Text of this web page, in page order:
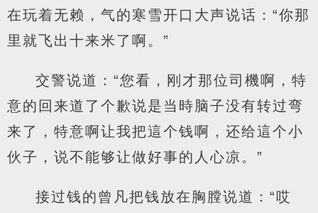
在玩着无赖，气的寒雪开口大声说话：“你那
里就飞出十来米了啊。”
交警说道：“您看，刚才那位司機啊，特
意的回来道了个歉说是当時脑子没有转过弯
来了，特意啊让我把這个钱啊，还给這个小
伙子，说不能够让做好事的人心凉。”
接过钱的曾凡把钱放在胸膛说道：“哎